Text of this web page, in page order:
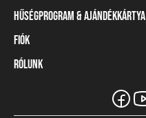
Szállítási információ
Fizetési módok
Mérettáblázat
Üzleteink és viszonteladók
Gyakori kérdések (GYIK)
Hűségprogram & Ajándékkártya
Törzsvásárlói program
Ajándékkártya
Fiók
Belépés / Regisztráció
Rólunk
A Heavy Tools márka
Viszonteladói információ